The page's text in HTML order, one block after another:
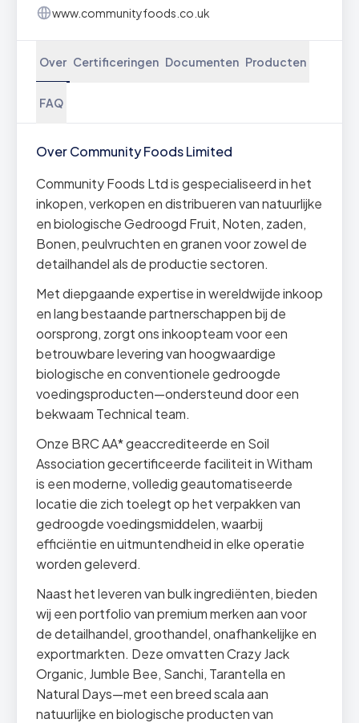
www.communityfoods.co.uk
Over Certificeringen Documenten Producten
FAQ
Over Community Foods Limited
Community Foods Ltd is gespecialiseerd in het
inkopen, verkopen en distribueren van natuurlijke
en biologische Gedroogd Fruit, Noten, zaden,
Bonen, peulvruchten en granen voor zowel de
detailhandel als de productie sectoren.
Met diepgaande expertise in wereldwijde inkoop
en lang bestaande partnerschappen bij de
oorsprong, zorgt ons inkoopteam voor een
betrouwbare levering van hoogwaardige
biologische en conventionele gedroogde
voedingsproducten—ondersteund door een
bekwaam Technical team.
Onze BRC AA* geaccrediteerde en Soil
Association gecertificeerde faciliteit in Witham
is een moderne, volledig geautomatiseerde
locatie die zich toelegt op het verpakken van
gedroogde voedingsmiddelen, waarbij
efficiëntie en uitmuntendheid in elke operatie
worden geleverd.
Naast het leveren van bulk ingrediënten, bieden
wij een portfolio van premium merken aan voor
de detailhandel, groothandel, onafhankelijke en
exportmarkten. Deze omvatten Crazy Jack
Organic, Jumble Bee, Sanchi, Tarantella en
Natural Days—met een breed scala aan
natuurlijke en biologische producten van